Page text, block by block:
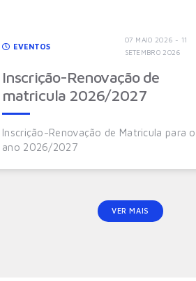
EVENTOS
07 MAIO 2026 - 11
SETEMBRO 2026
Inscrição-Renovação de
matricula 2026/2027
Inscrição-Renovação de Matricula para o
ano 2026/2027
VER MAIS